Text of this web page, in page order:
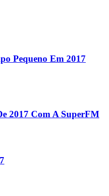
Pequeno Em 2017
2017 Com A SuperFM